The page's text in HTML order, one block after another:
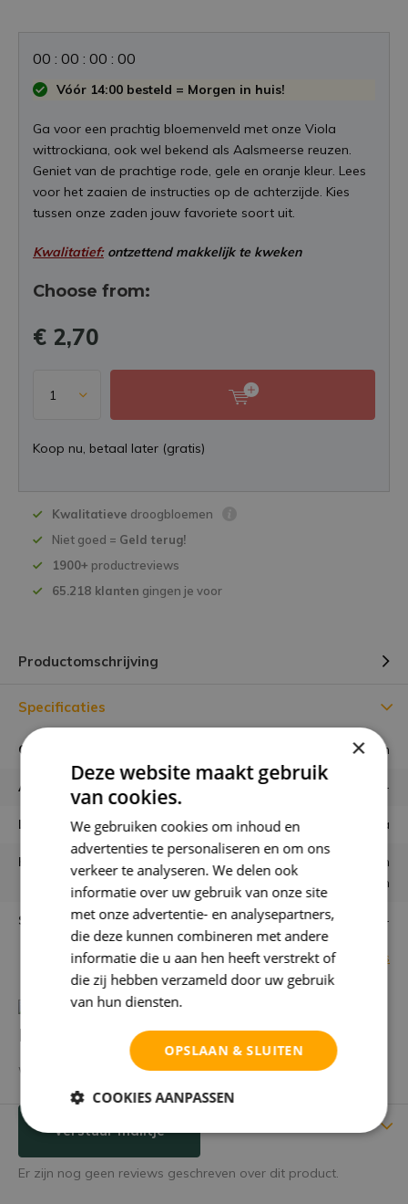
00 : 00 : 00 : 00
Vóór 14:00 besteld = Morgen in huis!
Ga voor een prachtig bloemenveld met onze Viola
wittrockiana, ook wel bekend als Aalsmeerse reuzen.
Geniet van de prachtige rode, gele en oranje kleur. Lees
voor het zaaien de instructies op de achterzijde. Kies
tussen onze zaden jouw favoriete soort uit.
Kwalitatief:ontzettend makkelijk te kweken
Choose from:
€ 2,70
Koop nu, betaal later (gratis)
Kwalitatieve droogbloemen
Niet goed = Geld terug!
1900+ productreviews
65.218 klanten gingen je voor
Productomschrijving
Specificaties
Gewicht verpakking 0,4 gram
Aantal zaadjes -
Latijnse naam Viola wittrockiana
Kleuren
rode, gele, paarse, witte en
oranje kleuren
Standplaats -
Bekijk alle specificaties
Heb je een vraag over dit product?
We helpen je graag met het vinden van het juiste product.
Verstuur mailtje
Er zijn nog geen reviews geschreven over dit product.
×
Deze website maakt gebruik
van cookies.
We gebruiken cookies om inhoud en
advertenties te personaliseren en om ons
verkeer te analyseren. We delen ook
informatie over uw gebruik van onze site
met onze advertentie- en analysepartners,
die deze kunnen combineren met andere
informatie die u aan hen heeft verstrekt of
die zij hebben verzameld door uw gebruik
van hun diensten.
OPSLAAN & SLUITEN
COOKIES AANPASSEN